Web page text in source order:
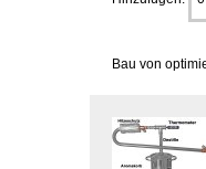
Bau von